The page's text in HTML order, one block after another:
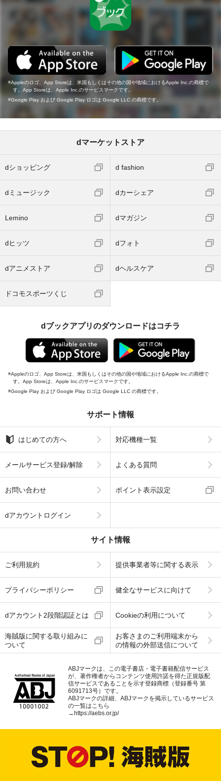
Appleのロゴ、App Storeは、米国もしくはその他の国や地域におけるApple Inc.の商標で
す。App Storeは、Apple Inc.のサービスマークです。
Google Play および Google Play ロゴは Google LLC の商標です。
dマーケットストア
dショッピング d fashion
dミュージック dカーシェア
Lemino dマガジン
dヒッツ dフォト
dアニメストア dヘルスケア
ドコモスポーツくじ
dブックアプリのダウンロードはコチラ
Appleのロゴ、App Storeは、米国もしくはその他の国や地域におけるApple Inc.の商標で
す。App Storeは、Apple Inc.のサービスマークです。
Google Play および Google Play ロゴは Google LLC の商標です。
サポート情報
はじめての方へ 対応機種一覧
メールサービス登録/解除 よくある質問
お問い合わせ ポイント表示設定
dアカウントログイン
サイト情報
ご利用規約 提供事業者等に関する表示
プライバシーポリシー 健全なサービスに向けて
dアカウント2段階認証とは Cookieの利用について
海賊版に関する取り組みに
ついて
お客さまのご利用端末から
の情報の外部送信について
ABJマークは、この電子書店・電子書籍配信サービス
が、著作権者からコンテンツ使用許諾を得た正規版配
信サービスであることを示す登録商標（登録番号 第
6091713号）です。
ABJマークの詳細、ABJマークを掲示しているサービス
の一覧はこちら
→ https://aebs.or.jp/